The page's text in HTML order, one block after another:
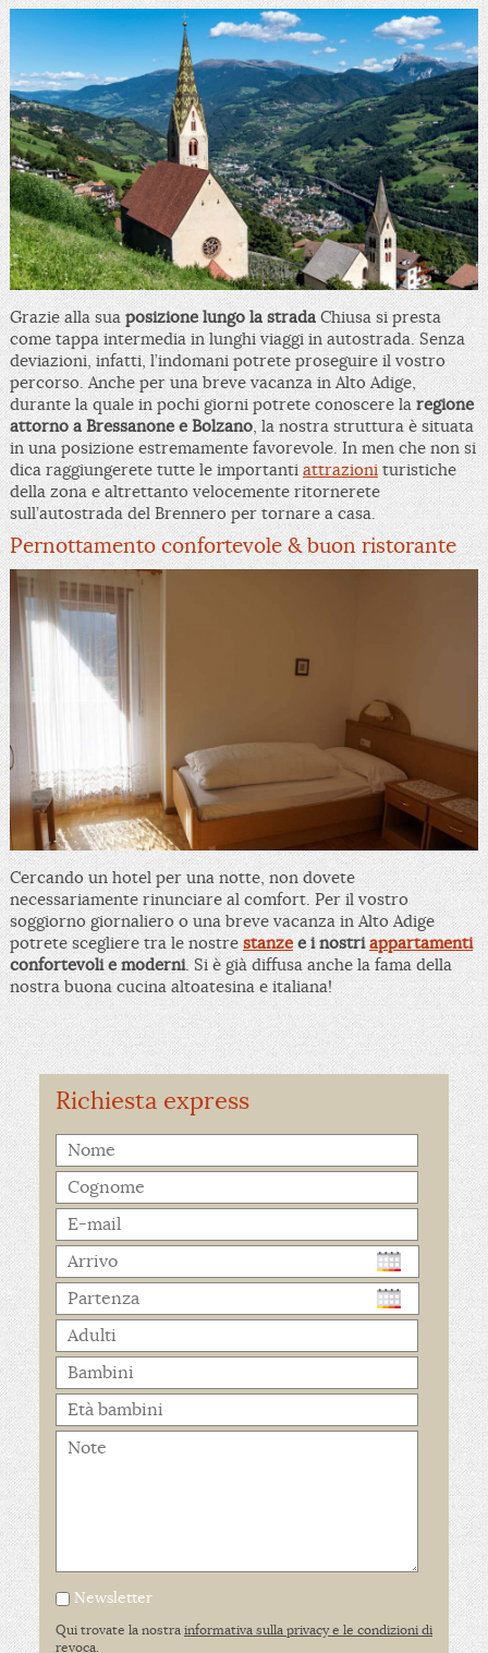
Grazie alla suaposizione lungo la stradaChiusa si presta
come tappa intermedia in lunghi viaggi in autostrada. Senza
deviazioni, infatti, l’indomani potrete proseguire il vostro
percorso. Anche per una breve vacanza in Alto Adige,
durante la quale in pochi giorni potrete conoscere laregione
attorno a Bressanone e Bolzano, la nostra struttura è situata
in una posizione estremamente favorevole. In men che non si
dica raggiungerete tutte le importanti attrazionituristiche
della zona e altrettanto velocemente ritornerete
sull’autostrada del Brennero per tornare a casa.
Pernottamento confortevole & buon ristorante
Cercando un hotel per una notte, non dovete
necessariamente rinunciare al comfort. Per il vostro
soggiorno giornaliero o una breve vacanza in Alto Adige
potrete scegliere tra le nostrestanzee i nostriappartamenti
confortevoli e moderni. Si è già diffusa anche la fama della
nostra buona cucina altoatesina e italiana!
Richiesta express
Newsletter
Qui trovate la nostra informativa sulla privacy e le condizioni di
revoca.